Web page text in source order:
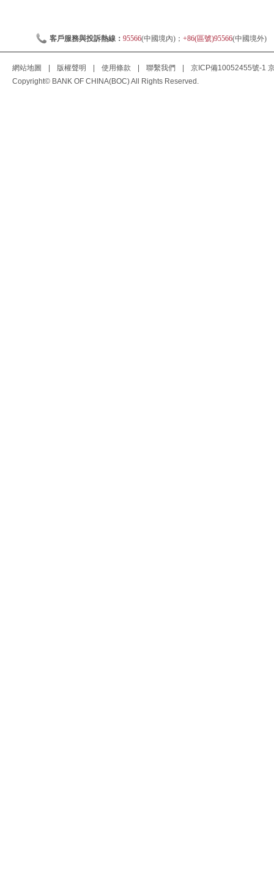
客戶服務與投訴熱線： 95566(中國境內)； +86(區號)95566(中國境外)
網站地圖 版權聲明 使用條款 聯繫我們 京ICP備10052455號-1
Copyright© BANK OF CHINA(BOC) All Rights Reserved.